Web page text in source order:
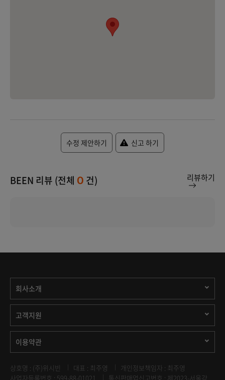
수정 제안하기 신고 하기
BEEN 리뷰 (전체 0 건) 리뷰하기
회사소개
고객지원
이용약관
상호명 : (주)위시빈 대표 : 최주영
개인정보책임자 : 최주영
사업자등록번호 : 599-88-01021
통신판매업신고번호 : 제2023-서울강